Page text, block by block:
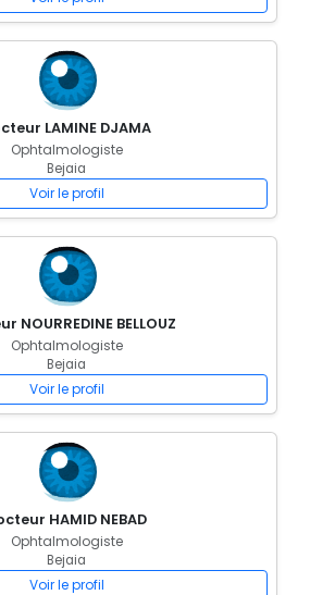
LAMINE DJAMA
Ophtalmologiste
Bejaia
Voir le profil
NOURREDINE BELLOUZ
Ophtalmologiste
Bejaia
Voir le profil
HAMID NEBAD
Ophtalmologiste
Bejaia
Voir le profil